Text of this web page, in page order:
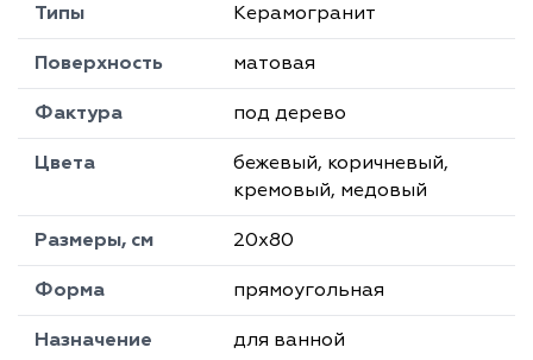
Типы Керамогранит
Поверхность матовая
Фактура под дерево
Цвета
бежевый, коричневый,
кремовый, медовый
Размеры, см 20х80
Форма прямоугольная
Назначение для ванной